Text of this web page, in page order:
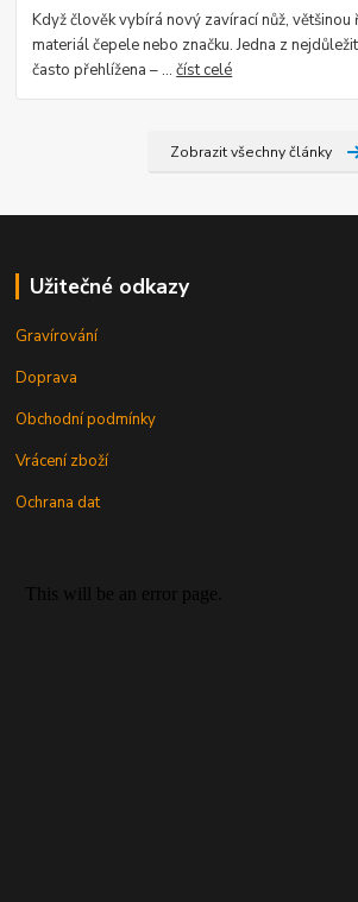
Když člověk vybírá nový zavírací nůž, většinou
materiál čepele nebo značku. Jedna z
často přehlížena – ...číst celé
Zobrazit všechny články
Užitečné odkazy
Gravírování
Doprava
Obchodní podmínky
Vrácení zboží
Ochrana dat